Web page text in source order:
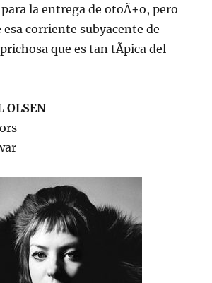
la entrega de otoÃ±o, pero
corriente subyacente de
que es tan tÃ­pica del
OLSEN